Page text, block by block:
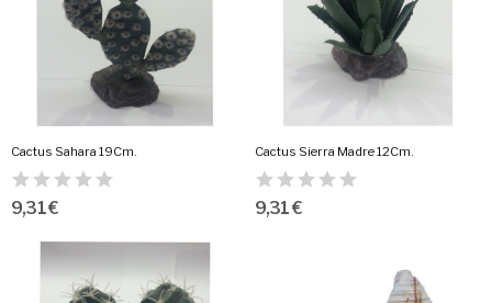
Cactus Sahara 19Cm.
9,31 €
Cactus Sierra Madre 12Cm.
9,31 €